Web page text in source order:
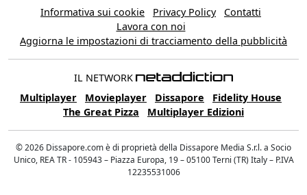
Informativa sui cookie Privacy Policy
Contatti
Lavora con noi
Aggiorna le impostazioni di tracciamento della pubblicità
IL NETWORK
Multiplayer
Movieplayer Dissapore
Fidelity House
The Great Pizza
Multiplayer Edizioni
© 2026 Dissapore.com è di proprietà della Dissapore Media S.r.l. a Socio
Unico, REA TR - 105943 – Piazza Europa, 19 – 05100 Terni (TR) Italy – P.IVA
12235531006